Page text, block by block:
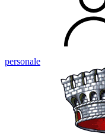
personale